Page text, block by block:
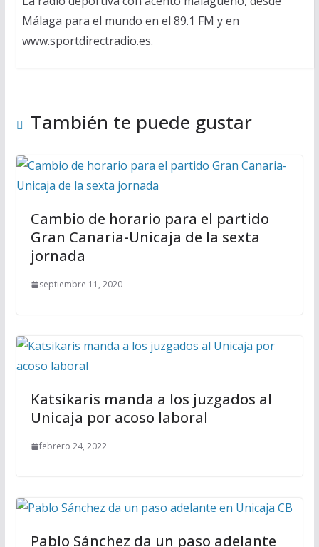
Málaga para el mundo en el 89.1 FM y en
www.sportdirectradio.es.
También te puede gustar
Cambio de horario para el partido
Gran Canaria-Unicaja de la sexta
jornada
septiembre 11, 2020
Katsikaris manda a los juzgados al
Unicaja por acoso laboral
febrero 24, 2022
Pablo Sánchez da un paso adelante